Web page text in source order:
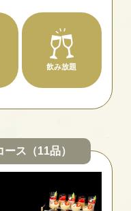
飲み放題
ス（11品）